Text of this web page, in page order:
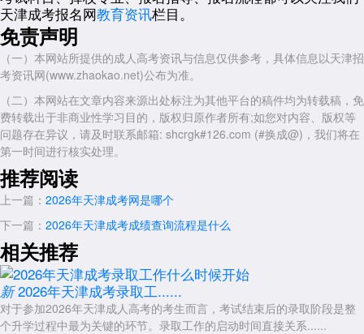
展开全文
天津成考报名网教育资讯栏目。
免责声明
（一）本网站所提供的成人高考资讯与信息仅供参考，具体信息以天津招
考资讯网(www.zhaokao.net)公布为准。
（二）本网站在文章内容来源出处标注为其他平台的稿件均为转载稿，免
费转载出于非商业性学习目的，版权归原作者所有;如您对内容、版权等
问题存在异议，请及时联系邮箱: shcrgk#126.com (#换成@)，我们将在
第一时间进行核实处理。
推荐阅读
上一篇： 2026年天津成考网是哪个
下一篇： 2026年天津成考成绩查询流程是什么
相关推荐
新 2026年天津成考录取工......
对于参加2026年天津成人高考的考生而言，考试结束后的录取阶段是整
个升学过程中最为关键的环节。录取工作的启动时间直接关系......